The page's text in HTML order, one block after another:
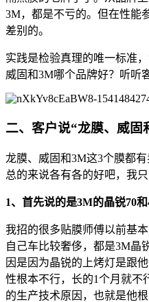
3M，都是不亏的。但在性能
差别的。
实践是检验真理的唯一标准
威固和3M哪个品牌好？听听
二、客户说“龙膜、威固
龙膜、威固和3M这3个膜都
总的来说各有各的好吧，我
1、首先说的是3M的晶锐70和
我招的很多贴膜师傅以前基
自己车比较奢侈，都是3M晶
因是因为晶锐的上烤灯是跟
性根本不行，长的1个月就不
的生产技术原因，也就是他